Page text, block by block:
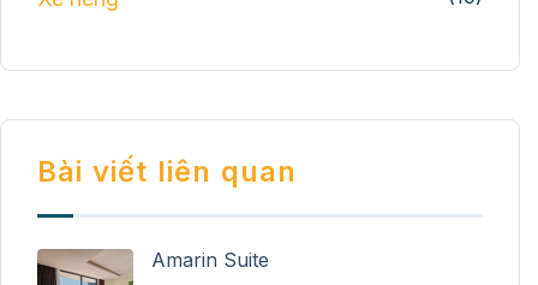
Bài viết liên quan
Amarin Suite